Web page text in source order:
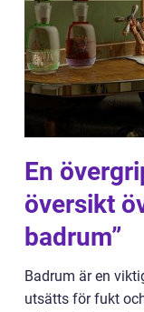
En
översikt
badrum”
Badrum är en
utsätts för fukt